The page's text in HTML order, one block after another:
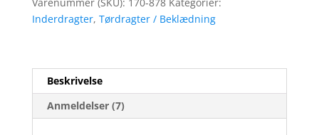
Inderdragter, Tørdragter / Beklædning
Beskrivelse
Anmeldelser (7)